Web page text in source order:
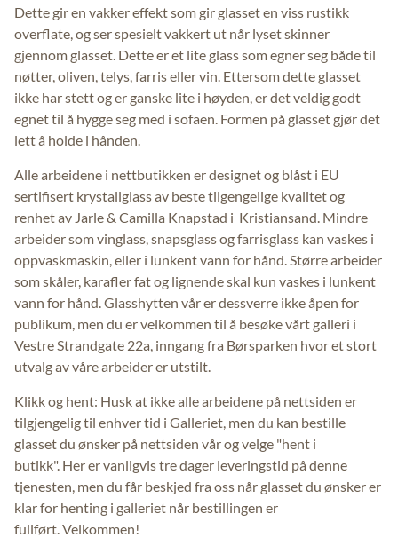
Dette gir en vakker effekt som gir glasset en viss rustikk
overflate, og ser spesielt vakkert ut når lyset skinner
gjennom glasset. Dette er et lite glass som egner seg både til
nøtter, oliven, telys, farris eller vin. Ettersom dette glasset
ikke har stett og er ganske lite i høyden, er det veldig godt
egnet til å hygge seg med i sofaen. Formen på glasset gjør det
lett å holde i hånden.
Alle arbeidene i nettbutikken er designet og blåst i EU
sertifisert krystallglass av beste tilgengelige kvalitet og
renhet av Jarle & Camilla Knapstad i Kristiansand. Mindre
arbeider som vinglass, snapsglass og farrisglass kan vaskes i
oppvaskmaskin, eller i lunkent vann for hånd. Større arbeider
som skåler, karafler fat og lignende skal kun vaskes i lunkent
vann for hånd. Glasshytten vår er dessverre ikke åpen for
publikum, men du er velkommen til å besøke vårt galleri i
Vestre Strandgate 22a, inngang fra Børsparken hvor et stort
utvalg av våre arbeider er utstilt.
Klikk og hent: Husk at ikke alle arbeidene på nettsiden er
tilgjengelig til enhver tid i Galleriet, men du kan bestille
glasset du ønsker på nettsiden vår og velge "hent i
butikk". Her er vanligvis tre dager leveringstid på denne
tjenesten, men du får beskjed fra oss når glasset du ønsker er
klar for henting i galleriet når bestillingen er
fullført. Velkommen!